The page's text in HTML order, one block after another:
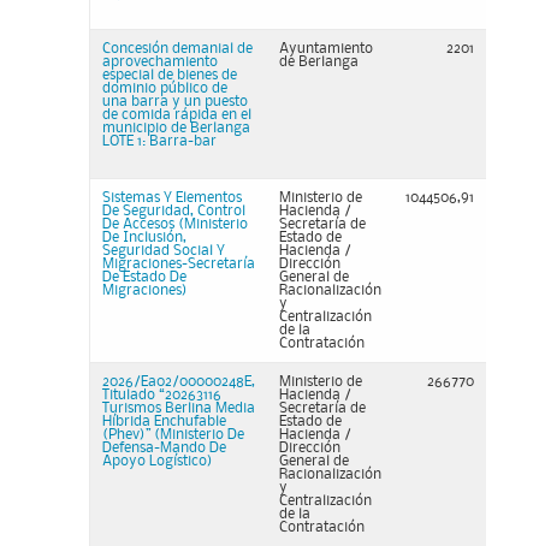
Concesión demanial de
aprovechamiento
especial de bienes de
dominio público de
una barra y un puesto
de comida rápida en el
municipio de Berlanga
LOTE 1: Barra-bar
Ayuntamiento
de Berlanga
2201
Sistemas Y Elementos
De Seguridad, Control
De Accesos (Ministerio
De Inclusión,
Seguridad Social Y
Migraciones-Secretaría
De Estado De
Migraciones)
Ministerio de
Hacienda /
Secretaría de
Estado de
Hacienda /
Dirección
General de
Racionalización
y
Centralización
de la
Contratación
1044506,91
2026/Ea02/00000248E,
Titulado “20263116
Turismos Berlina Media
Híbrida Enchufable
(Phev)” (Ministerio De
Defensa-Mando De
Apoyo Logístico)
Ministerio de
Hacienda /
Secretaría de
Estado de
Hacienda /
Dirección
General de
Racionalización
y
Centralización
de la
Contratación
266770